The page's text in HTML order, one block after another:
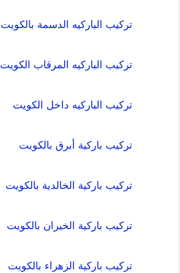
تركيب الباركيه الدسمة بالكويت
تركيب الباركيه المرقاب الكويت
تركيب الباركيه داخل الكويت
تركيب باركية أبرق بالكويت
تركيب باركية الخالدية بالكويت
تركيب باركية الخيران بالكويت
تركيب باركية الزهراء بالكويت